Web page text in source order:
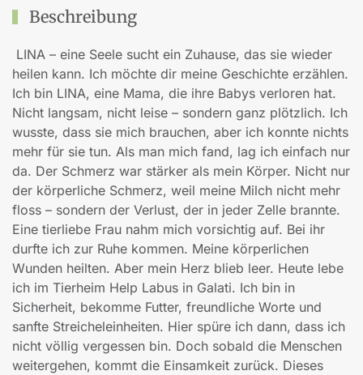
Beschreibung
LINA – eine Seele sucht ein Zuhause, das sie wieder
heilen kann. Ich möchte dir meine Geschichte erzählen.
Ich bin LINA, eine Mama, die ihre Babys verloren hat.
Nicht langsam, nicht leise – sondern ganz plötzlich. Ich
wusste, dass sie mich brauchen, aber ich konnte nichts
mehr für sie tun. Als man mich fand, lag ich einfach nur
da. Der Schmerz war stärker als mein Körper. Nicht nur
der körperliche Schmerz, weil meine Milch nicht mehr
floss – sondern der Verlust, der in jeder Zelle brannte.
Eine tierliebe Frau nahm mich vorsichtig auf. Bei ihr
durfte ich zur Ruhe kommen. Meine körperlichen
Wunden heilten. Aber mein Herz blieb leer. Heute lebe
ich im Tierheim Help Labus in Galati. Ich bin in
Sicherheit, bekomme Futter, freundliche Worte und
sanfte Streicheleinheiten. Hier spüre ich dann, dass ich
nicht völlig vergessen bin. Doch sobald die Menschen
weitergehen, kommt die Einsamkeit zurück. Dieses